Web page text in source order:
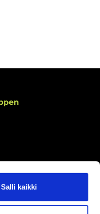
Salli kaikki